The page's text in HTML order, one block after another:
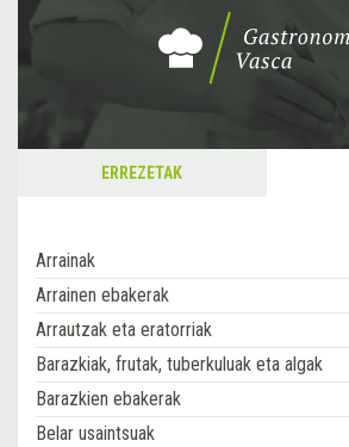
ERREZETAK
Arrainak
Arrainen ebakerak
Arrautzak eta eratorriak
Barazkiak, frutak, tuberkuluak eta algak
Barazkien ebakerak
Belar usaintsuak